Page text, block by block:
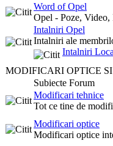
Word of Opel
Opel - Poze, Video,
Intalniri Opel
Intalniri ale
Intalniri
MODIFICARI OPTICE
Subiecte Forum
Modificari tehnice
Tot ce tine de
Modificari optice
Modificari optice